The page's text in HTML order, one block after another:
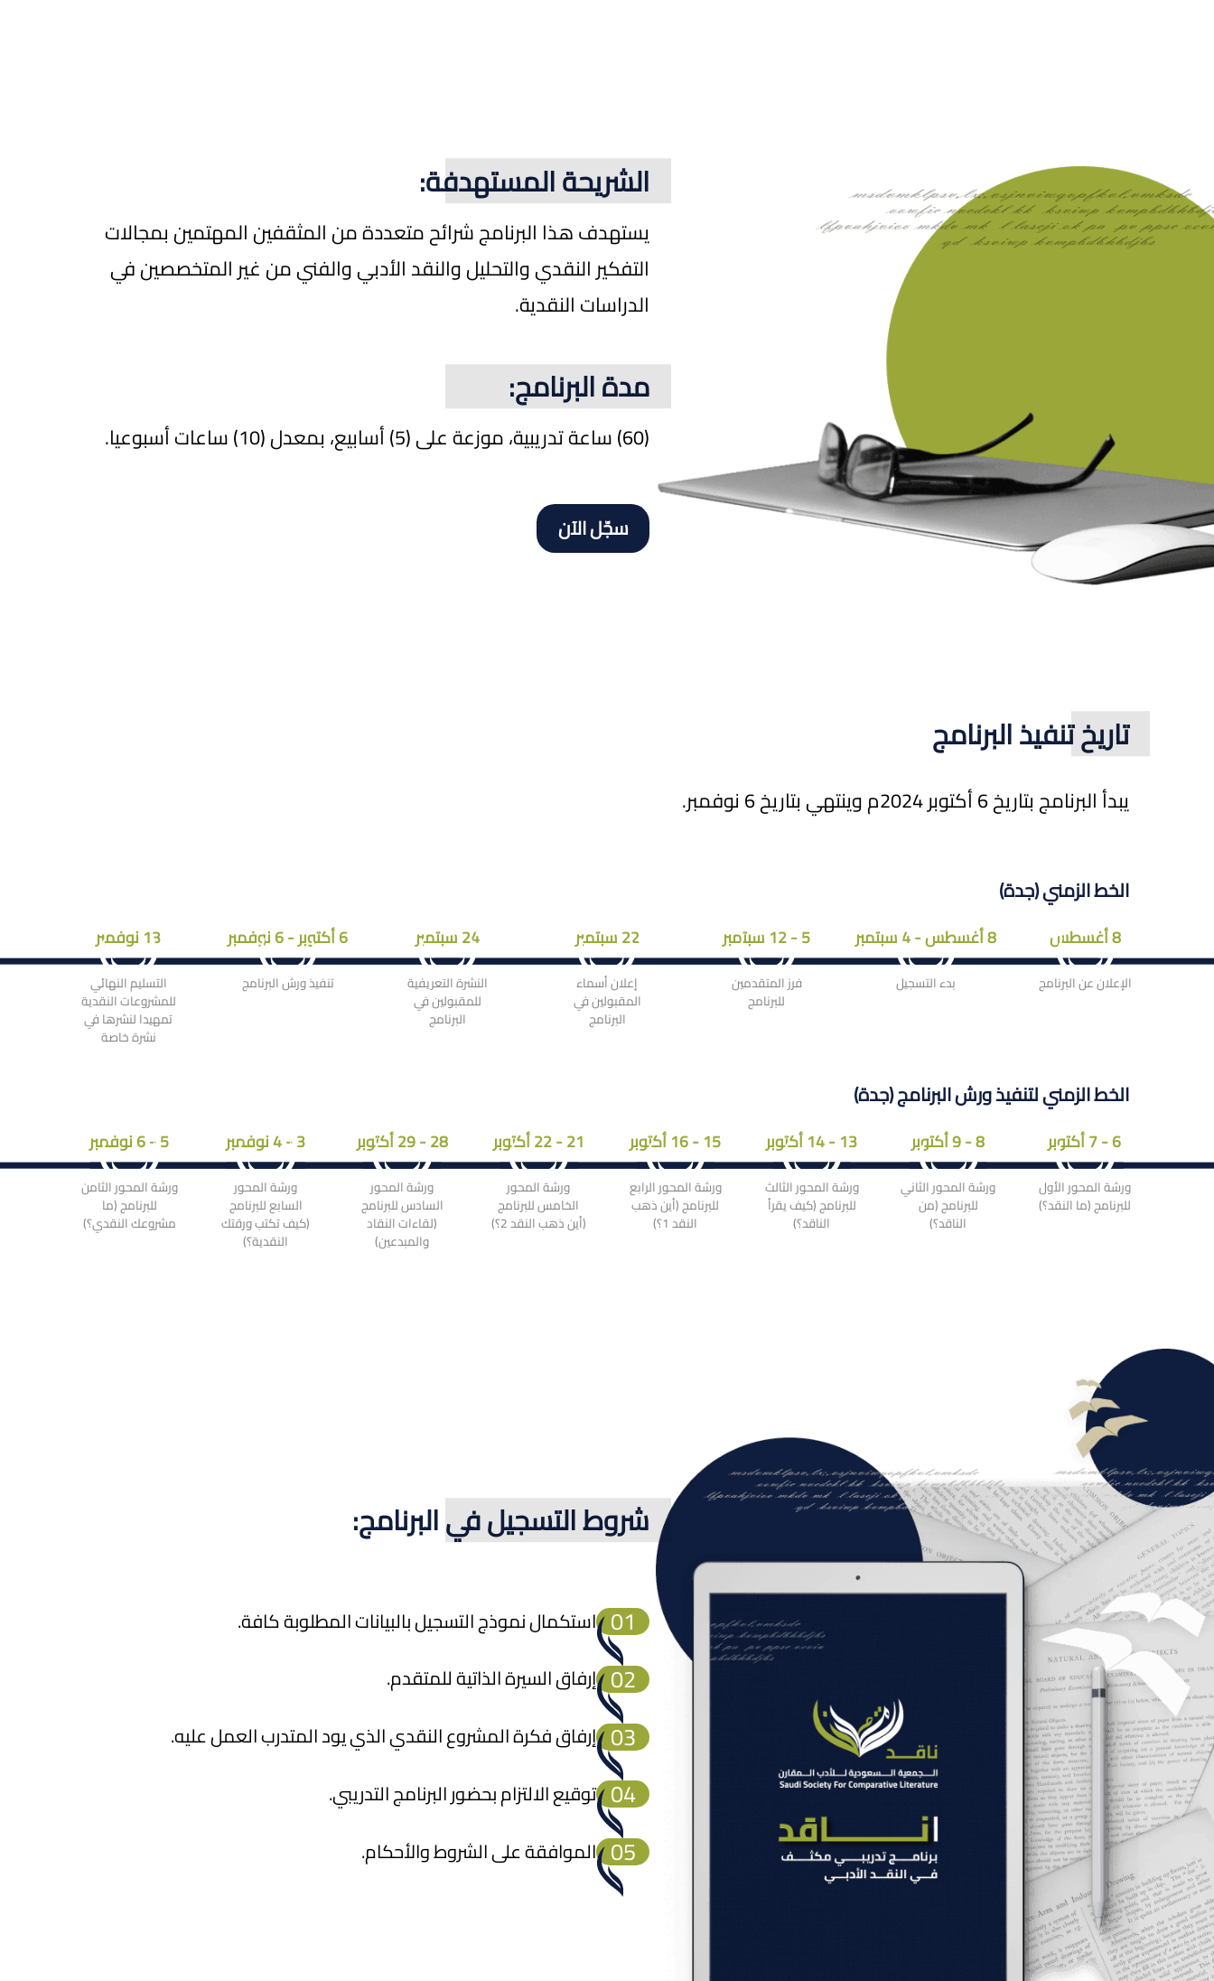
الشريحة المستهدفة:
يستهدف هذا البرنامج شرائح متعددة من المثقفين المهتمين بمجالات
التفكير النقدي والتحليل والنقد الأدبي والفني من غير المتخصصين في
الدراسات النقدية.
مدة البرنامج:
(60) ساعة تدريبية، موزعة على (5) أسابيع، بمعدل (10) ساعات أسبوعيا.
سجّل الآن
تاريخ تنفيذ البرنامج
يبدأ البرنامج بتاريخ 6 أكتوبر 2024م وينتهي بتاريخ 6 نوفمبر.
الخط الزمني (جدة)
8 أغسطس
الإعلان عن البرنامج
8 أغسطس - 4 سبتمبر
بدء التسجيل
5 - 12 سبتمبر
فرز المتقدمين
للبرنامج
22 سبتمبر
إعلان أسماء
المقبولين في
البرنامج
24 سبتمبر
النشرة التعريفية
للمقبولين في
البرنامج
6 أكتوبر - 6 نوفمبر
تنفيذ ورش البرنامج
13 نوفمبر
التسليم النهائي
للمشروعات النقدية
تمهيدا لنشرها في
نشرة خاصة
الخط الزمني لتنفيذ ورش البرنامج (جدة)
6 - 7 أكتوبر
ورشة المحور الأول
للبرنامج (ما النقد؟)
8 - 9 أكتوبر
ورشة المحور الثاني
للبرنامج (من
الناقد؟)
13 - 14 أكتوبر
ورشة المحور الثالث
للبرنامج (كيف يقرأ
الناقد؟)
15 - 16 أكتوبر
ورشة المحور الرابع
للبرنامج (أين ذهب
النقد 1؟)
21 - 22 أكتوبر
ورشة المحور
الخامس للبرنامج
(أين ذهب النقد 2؟)
28 - 29 أكتوبر
ورشة المحور
السادس للبرنامج
(لقاءات النقاد
والمبدعين)
3 - 4 نوفمبر
ورشة المحور
السابع للبرنامج
(كيف تكتب ورقتك
النقدية؟)
5 - 6 نوفمبر
ورشة المحور الثامن
للبرنامج (ما
مشروعك النقدي؟)
شروط التسجيل في البرنامج:
01 استكمال نموذج التسجيل بالبيانات المطلوبة كافة.
02 إرفاق السيرة الذاتية للمتقدم.
03 إرفاق فكرة المشروع النقدي الذي يود المتدرب العمل عليه.
04 توقيع الالتزام بحضور البرنامج التدريبي.
05 الموافقة على الشروط والأحكام.